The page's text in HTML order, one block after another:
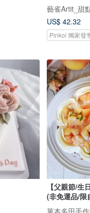
藝雀Artit_甜
US$ 42.32
Pinkoi 獨家發
【父親節/生
(非免運品/限